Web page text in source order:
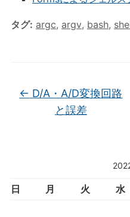
日 月 火 水
タグ: argc, argv, bash,
← D/A・A/D変換回路
と誤差